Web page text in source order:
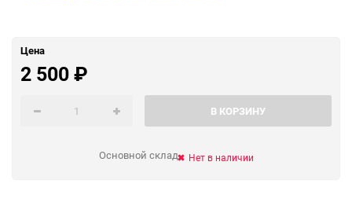
Цена
2 500₽
В КОРЗИНУ
Основной склад Нет в наличии